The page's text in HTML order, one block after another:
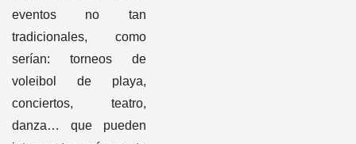
serían: torneos de
voleibol de playa,
conciertos, teatro,
danza… que pueden
interesarte, así que te
aconsejamos que